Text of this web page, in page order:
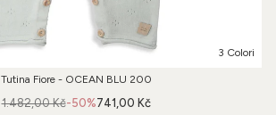
3 Colori
Tutina Fiore - OCEAN BLU 200
-50%
1.482,00 Kč 741,00 Kč